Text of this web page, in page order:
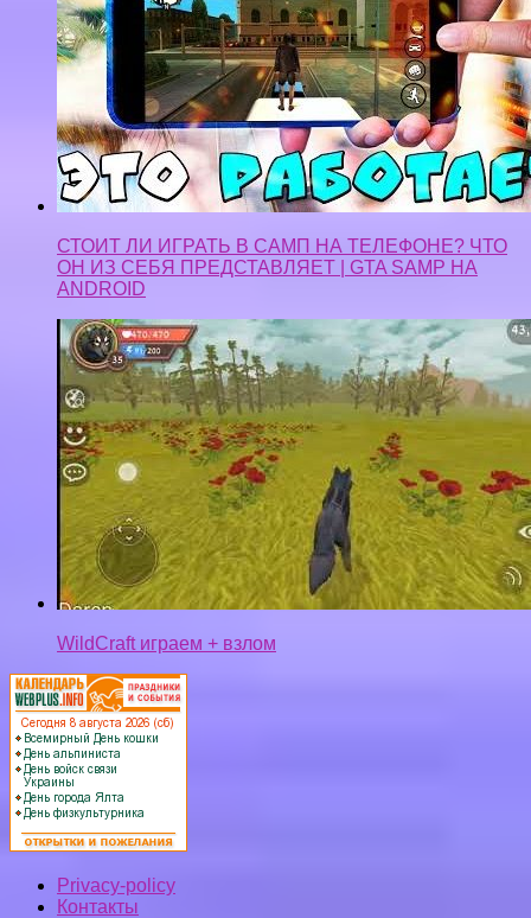
СТОИТ ЛИ ИГРАТЬ В САМП НА ТЕЛЕФОНЕ? ЧТО
ОН ИЗ СЕБЯ ПРЕДСТАВЛЯЕТ | GTA SAMP НА
ANDROID
WildCraft играем + взлом
Privacy-policy
Контакты